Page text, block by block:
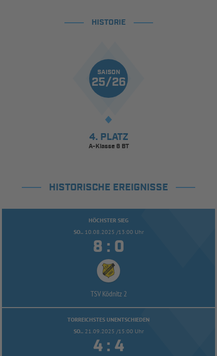
HISTORIE
SAISON
25/26
4. PLATZ
A-Klasse 6 BT
HISTORISCHE EREIGNISSE
HÖCHSTER SIEG
SO.. 10.08.2025 /13:00 Uhr
 : 
TSV Ködnitz 2
TORREICHSTES UNENTSCHIEDEN
SO.. 21.09.2025 /15:00 Uhr
 : 